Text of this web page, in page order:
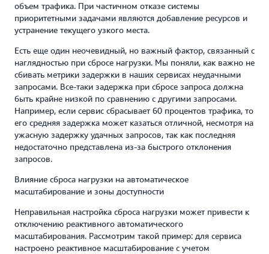
объем трафика. При частичном отказе системы
приоритетными задачами являются добавление ресурсов и
устранение текущего узкого места.
Есть еще один неочевидный, но важный фактор, связанный с
наглядностью при сбросе нагрузки. Мы поняли, как важно не
сбивать метрики задержки в наших сервисах неудачными
запросами. Все-таки задержка при сбросе запроса должна
быть крайне низкой по сравнению с другими запросами.
Например, если сервис сбрасывает 60 процентов трафика, то
его средняя задержка может казаться отличной, несмотря на
ужасную задержку удачных запросов, так как последняя
недостаточно представлена из-за быстрого отклонения
запросов.
Влияние сброса нагрузки на автоматическое
масштабирование и зоны доступности
Неправильная настройка сброса нагрузки может привести к
отключению реактивного автоматического
масштабирования. Рассмотрим такой пример: для сервиса
настроено реактивное масштабирование с учетом